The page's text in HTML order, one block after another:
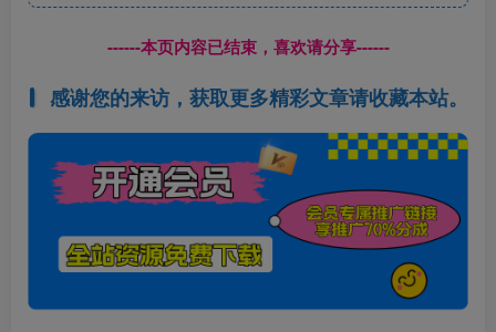
------本页内容已结束，喜欢请分享------
感谢您的来访，获取更多精彩文章请收藏本站。